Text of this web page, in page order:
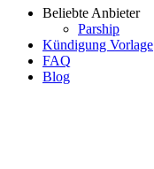
Beliebte Anbieter
Parship
Kündigung Vorlage
FAQ
Blog